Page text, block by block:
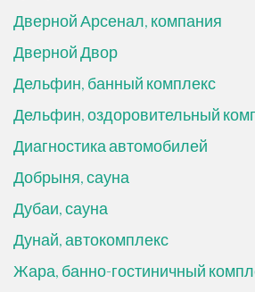
Дверной Арсенал, компания
Дверной Двор
Дельфин, банный комплекс
Дельфин, оздоровительный
Диагностика автомобилей
Добрыня, сауна
Дубаи, сауна
Дунай, автокомплекс
Жара, банно-гостиничный